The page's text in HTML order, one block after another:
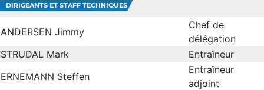
DIRIGEANTS ET STAFF TECHNIQUES
ANDERSEN Jimmy
Chef de
délégation
STRUDAL Mark
Entraîneur
ERNEMANN Steffen
Entraîneur
adjoint